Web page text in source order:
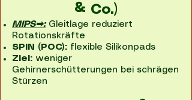
& Co.)
MIPS➡:Gleitlage reduziert
Rotationskräfte
SPIN (POC): flexible Silikonpads
Ziel: weniger
Gehirnerschütterungen bei schrägen
Stürzen